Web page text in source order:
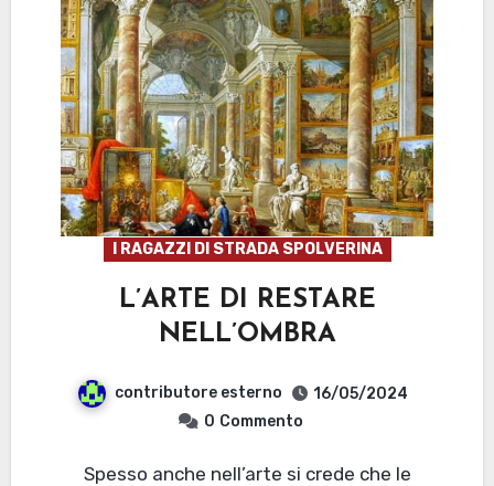
I RAGAZZI DI STRADA SPOLVERINA
L’ARTE DI RESTARE
NELL’OMBRA
contributore esterno
16/05/2024
0 Commento
Spesso anche nell’arte si crede che le